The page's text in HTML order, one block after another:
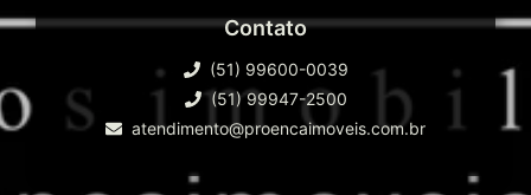
Contato
(51) 99600-0039
(51) 99947-2500
atendimento@proencaimoveis.com.br